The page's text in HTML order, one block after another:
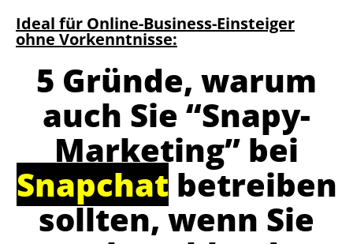
Ideal für Online-Business-Einsteiger
ohne Vorkenntnisse:
5 Gründe, warum
auch Sie “Snapy-
Marketing” bei
Snapchatbetreiben
sollten, wenn Sie